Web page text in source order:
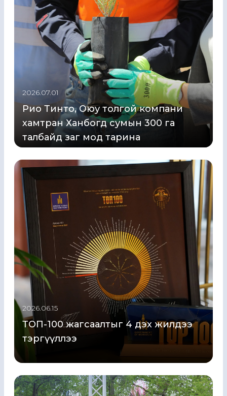
2026.07.01
Рио Тинто, Оюу толгой компани
хамтран Ханбогд сумын 300 га
талбайд заг мод тарина
2026.06.15
ТОП-100 жагсаалтыг 4 дэх жилдээ
тэргүүллээ